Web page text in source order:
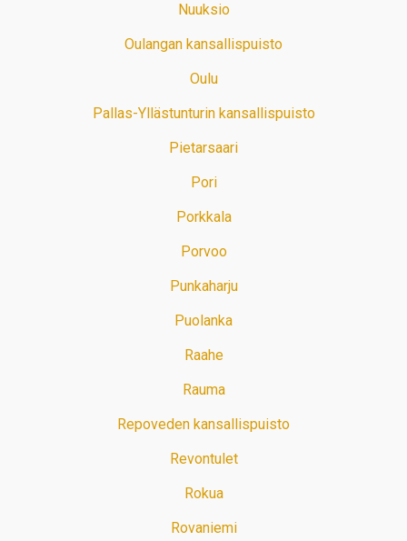
Nuuksio
Oulangan kansallispuisto
Oulu
Pallas-Yllästunturin kansallispuisto
Pietarsaari
Pori
Porkkala
Porvoo
Punkaharju
Puolanka
Raahe
Rauma
Repoveden kansallispuisto
Revontulet
Rokua
Rovaniemi